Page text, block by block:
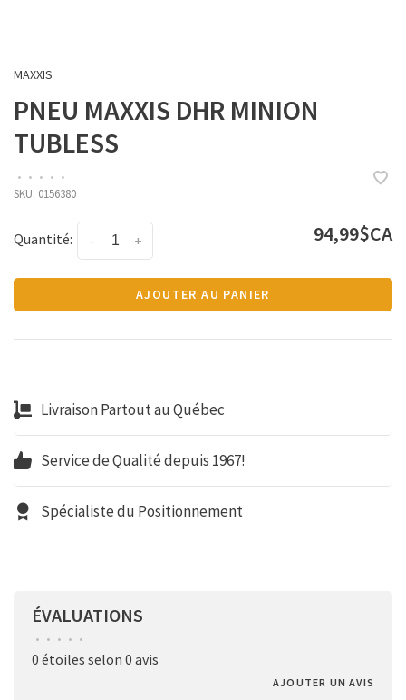
MAXXIS
PNEU MAXXIS DHR MINION
TUBLESS
• • • • •
SKU: 0156380
Quantité: +
- 94,99$CA
AJOUTER AU PANIER
Livraison Partout au Québec
Service de Qualité depuis 1967!
Spécialiste du Positionnement
ÉVALUATIONS
• • • • •
0 étoiles selon 0 avis
AJOUTER UN AVIS